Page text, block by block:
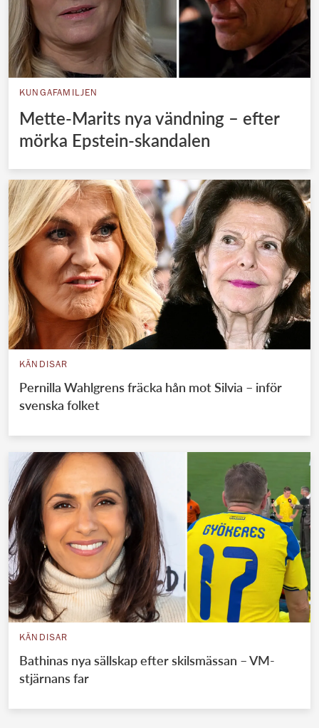
KUNGAFAMILJEN
Mette-Marits nya vändning – efter
mörka Epstein-skandalen
KÄNDISAR
Pernilla Wahlgrens fräcka hån mot Silvia – inför
svenska folket
KÄNDISAR
Bathinas nya sällskap efter skilsmässan – VM-
stjärnans far